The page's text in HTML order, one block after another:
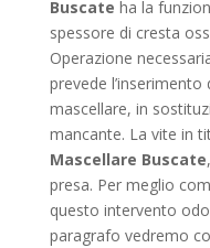
Buscate ha la
spessore di cresta
Operazione
prevede
mascellare, in
mancante. La vite in
Mascellare Buscate
presa. Per meglio
questo intervento
paragrafo vedremo